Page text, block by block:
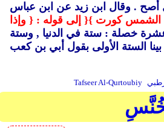
أصح . وقال ابن زيد عن ابن عباس
الشمس كورت }{ إلى قوله : { وإذا
عشرة خصلة : ستة في الدنيا , وستة
Tafseer Al-Qurtoubiy